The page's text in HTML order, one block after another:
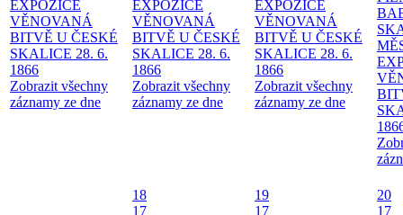
EXPOZICE
VĚNOVANÁ
BITVĚ U ČESKÉ
SKALICE 28. 6.
1866
Zobrazit všechny
záznamy ze dne
EXPOZICE
VĚNOVANÁ
BITVĚ U ČESKÉ
SKALICE 28. 6.
1866
Zobrazit všechny
záznamy ze dne
EXPOZICE
VĚNOVANÁ
BITVĚ U ČESKÉ
SKALICE 28. 6.
1866
Zobrazit všechny
záznamy ze dne
18
17
19
17
20
17